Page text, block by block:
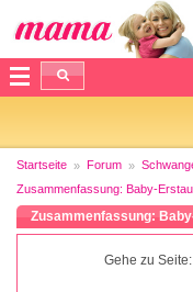
Startseite Forum
Zusammenfassung: Baby-
Zusammenfassung:
Gehe zu Seite: